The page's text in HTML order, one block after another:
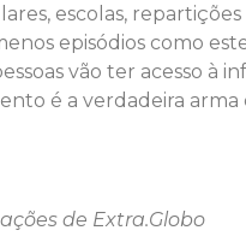
escolas,
episódios como
vão ter acesso à
é a verdadeira arma
de Extra.Globo